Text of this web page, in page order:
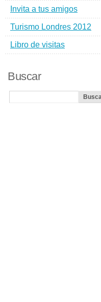
Invita a tus amigos
Turismo Londres 2012
Libro de visitas
Buscar